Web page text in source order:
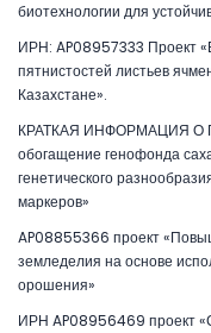
биотехнологии для
ИРН: AP08957333 Проект
пятнистостей листьев
Казахстане».
КРАТКАЯ ИНФОРМАЦИЯ О
обогащение генофонда
генетического
маркеров»
AP08855366 проект
земледелия на основе
орошения»
ИРН AP08956469 проект